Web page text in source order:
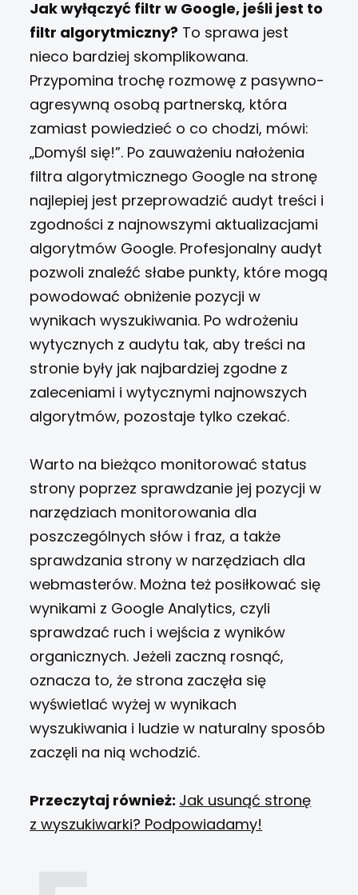
Jak wyłączyć filtr w Google, jeśli jest to
filtr algorytmiczny? To sprawa jest
nieco bardziej skomplikowana.
Przypomina trochę rozmowę z pasywno-
agresywną osobą partnerską, która
zamiast powiedzieć o co chodzi, mówi:
„Domyśl się!”. Po zauważeniu nałożenia
filtra algorytmicznego Google na stronę
najlepiej jest przeprowadzić audyt treści i
zgodności z najnowszymi aktualizacjami
algorytmów Google. Profesjonalny audyt
pozwoli znaleźć słabe punkty, które mogą
powodować obniżenie pozycji w
wynikach wyszukiwania. Po wdrożeniu
wytycznych z audytu tak, aby treści na
stronie były jak najbardziej zgodne z
zaleceniami i wytycznymi najnowszych
algorytmów, pozostaje tylko czekać.
Warto na bieżąco monitorować status
strony poprzez sprawdzanie jej pozycji w
narzędziach monitorowania dla
poszczególnych słów i fraz, a także
sprawdzania strony w narzędziach dla
webmasterów. Można też posiłkować się
wynikami z Google Analytics, czyli
sprawdzać ruch i wejścia z wyników
organicznych. Jeżeli zaczną rosnąć,
oznacza to, że strona zaczęła się
wyświetlać wyżej w wynikach
wyszukiwania i ludzie w naturalny sposób
zaczęli na nią wchodzić.
Przeczytaj również: Jak usunąć stronę
z wyszukiwarki? Podpowiadamy!